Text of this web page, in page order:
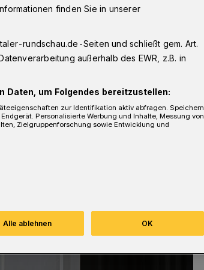
1/38
finden Sie in unserer
rundschau.de-Seiten und schließt gem. Art.
außerhalb des EWR, z.B. in
Daten, um Folgendes bereitzustellen:
zur Identifikation aktiv abfragen. Speichern
Personalisierte Werbung und Inhalte, Messung von
Zielgruppenforschung sowie Entwicklung und
Alle ablehnen OK